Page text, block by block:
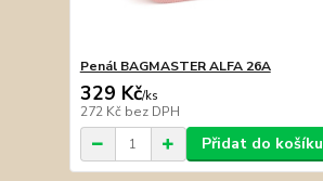
Penál BAGMASTER ALFA 26A
329 Kč/ks
272 Kč bez DPH
Přidat do košíku